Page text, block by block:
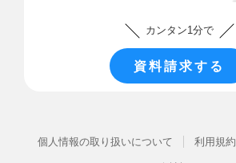
カンタン1分で
資料請求する
個人情報の取り扱いについて 利用規約